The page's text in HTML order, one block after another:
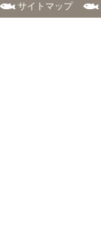
サイトマップ